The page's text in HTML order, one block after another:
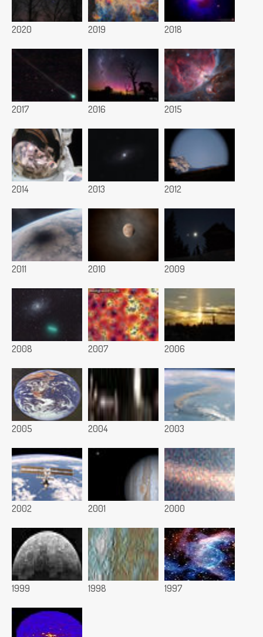
2020 2019 2018
2017 2016 2015
2014 2013 2012
2011 2010 2009
2008 2007 2006
2005 2004 2003
2002 2001 2000
1999 1998 1997